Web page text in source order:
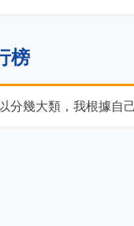
榜
分幾大類，我根據自